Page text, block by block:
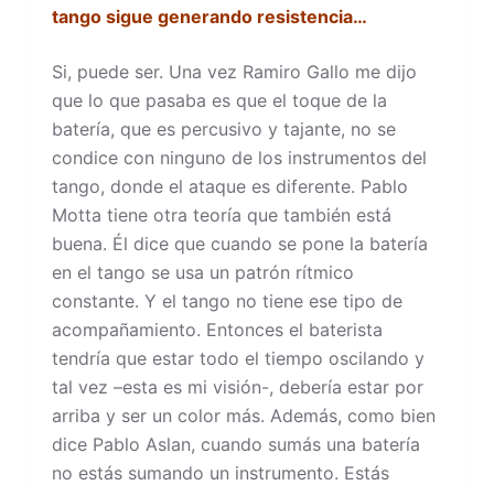
tango sigue generando resistencia…
Si, puede ser. Una vez Ramiro Gallo me dijo
que lo que pasaba es que el toque de la
batería, que es percusivo y tajante, no se
condice con ninguno de los instrumentos del
tango, donde el ataque es diferente. Pablo
Motta tiene otra teoría que también está
buena. Él dice que cuando se pone la batería
en el tango se usa un patrón rítmico
constante. Y el tango no tiene ese tipo de
acompañamiento. Entonces el baterista
tendría que estar todo el tiempo oscilando y
tal vez –esta es mi visión-, debería estar por
arriba y ser un color más. Además, como bien
dice Pablo Aslan, cuando sumás una batería
no estás sumando un instrumento. Estás